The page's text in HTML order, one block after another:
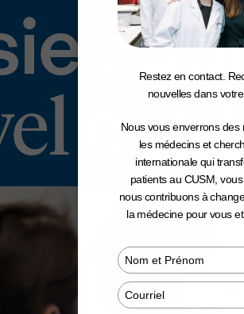
Restez en contact.
nouvelles dans
Nous vous enverrons
les médecins et
internationale qui
patients au CUSM,
nous contribuons à
la médecine pour vous